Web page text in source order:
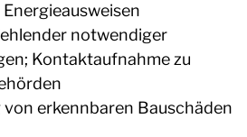
notwendiger
Kontaktaufnahme zu
erkennbaren Bauschäden